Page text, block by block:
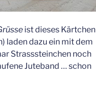
ist dieses Kärtchen
laden dazu ein mit dem
Strasssteinchen noch
Juteband … schon